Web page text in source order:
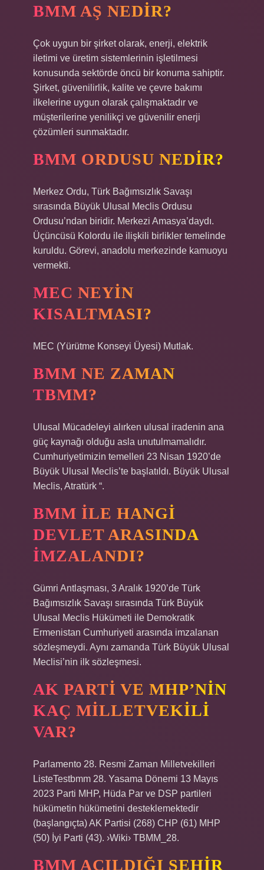
BMM AŞ NEDIR?
Çok uygun bir şirket olarak, enerji, elektrik
iletimi ve üretim sistemlerinin işletilmesi
konusunda sektörde öncü bir konuma sahiptir.
Şirket, güvenilirlik, kalite ve çevre bakımı
ilkelerine uygun olarak çalışmaktadır ve
müşterilerine yenilikçi ve güvenilir enerji
çözümleri sunmaktadır.
BMM ORDUSU NEDIR?
Merkez Ordu, Türk Bağımsızlık Savaşı
sırasında Büyük Ulusal Meclis Ordusu
Ordusu’ndan biridir. Merkezi Amasya’daydı.
Üçüncüsü Kolordu ile ilişkili birlikler temelinde
kuruldu. Görevi, anadolu merkezinde kamuoyu
vermekti.
MEC NEYIN
KISALTMASI?
MEC (Yürütme Konseyi Üyesi) Mutlak.
BMM NE ZAMAN
TBMM?
Ulusal Mücadeleyi alırken ulusal iradenin ana
güç kaynağı olduğu asla unutulmamalıdır.
Cumhuriyetimizin temelleri 23 Nisan 1920’de
Büyük Ulusal Meclis’te başlatıldı. Büyük Ulusal
Meclis, Atratürk “.
BMM ILE HANGI
DEVLET ARASINDA
IMZALANDI?
Gümri Antlaşması, 3 Aralık 1920’de Türk
Bağımsızlık Savaşı sırasında Türk Büyük
Ulusal Meclis Hükümeti ile Demokratik
Ermenistan Cumhuriyeti arasında imzalanan
sözleşmeydi. Aynı zamanda Türk Büyük Ulusal
Meclisi’nin ilk sözleşmesi.
AK PARTI VE MHP’NIN
KAÇ MILLETVEKILI
VAR?
Parlamento 28. Resmi Zaman Milletvekilleri
ListeTestbmm 28. Yasama Dönemi 13 Mayıs
2023 Parti MHP, Hüda Par ve DSP partileri
hükümetin hükümetini desteklemektedir
(başlangıçta) AK Partisi (268) CHP (61) MHP
(50) İyi Parti (43). ›Wiki› TBMM_28.
BMM AÇILDIĞI ŞEHIR